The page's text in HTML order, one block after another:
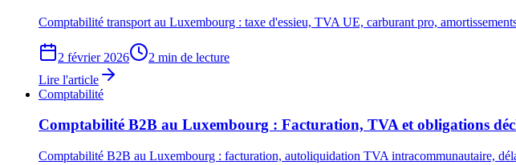
Comptabilité transport au Luxembourg : taxe d'essieu, TVA UE, carburant pro,
2 février 2026
2 min de lecture
Lire l'article
Comptabilité
Comptabilité B2B au Luxembourg : Facturation, TVA et obligations
Comptabilité B2B au Luxembourg : facturation, autoliquidation TVA intracommunautaire,